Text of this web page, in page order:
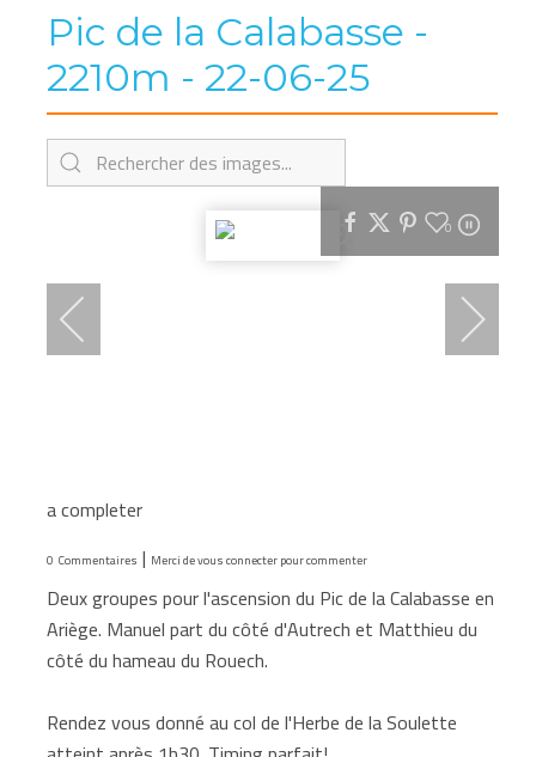
Pic de la Calabasse -
2210m - 22-06-25
0
a completer
0 Commentaires | Merci de vous connecter pour commenter
Deux groupes pour l'ascension du Pic de la Calabasse en
Ariège. Manuel part du côté d'Autrech et Matthieu du
côté du hameau du Rouech.
Rendez vous donné au col de l'Herbe de la Soulette